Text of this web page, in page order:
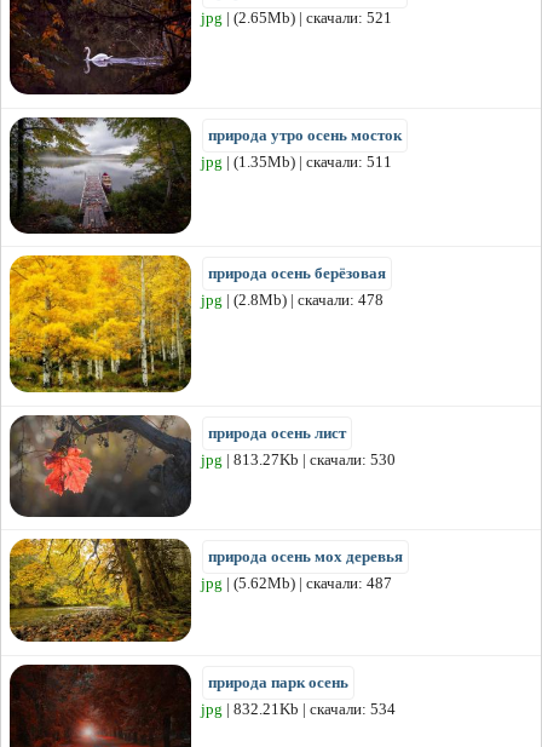
jpg | (2.65Mb) | скачали: 521
природа утро осень мосток
jpg | (1.35Mb) | скачали: 511
природа осень берёзовая
jpg | (2.8Mb) | скачали: 478
природа осень лист
jpg | 813.27Kb | скачали: 530
природа осень мох деревья
jpg | (5.62Mb) | скачали: 487
природа парк осень
jpg | 832.21Kb | скачали: 534